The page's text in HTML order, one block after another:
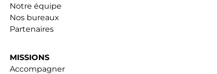
Notre équipe
Nos bureaux
Partenaires
MISSIONS
Accompagner